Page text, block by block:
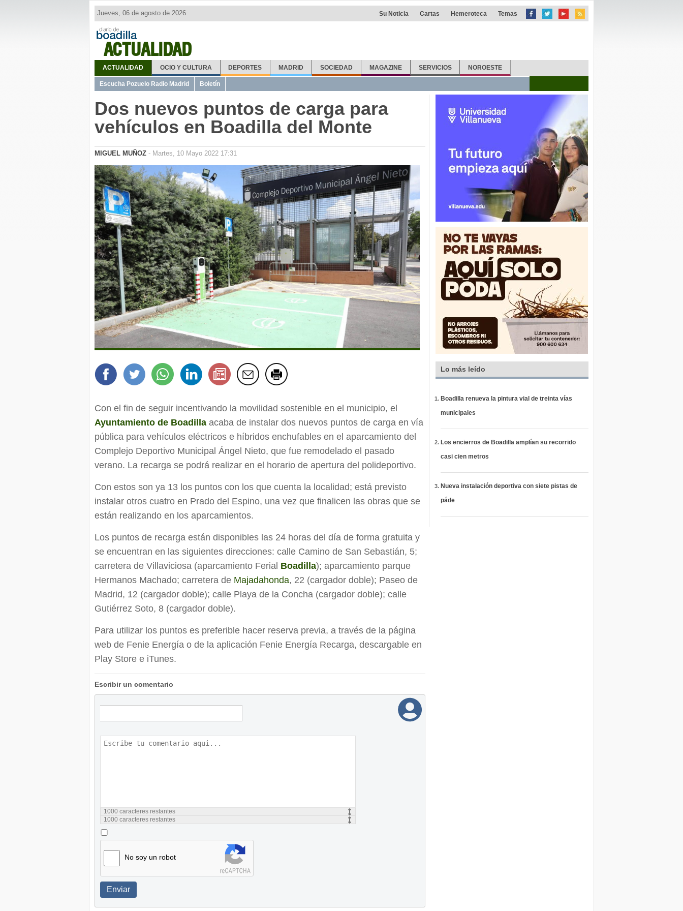
ACTUALIDAD
Jueves, 06 de agosto de 2026 Su Noticia Cartas Hemeroteca Temas
ACTUALIDAD OCIO Y CULTURA DEPORTES MADRID SOCIEDAD MAGAZINE SERVICIOS NOROESTE
Escucha Pozuelo Radio Madrid Boletín
Dos nuevos puntos de carga para
vehículos en Boadilla del Monte
MIGUEL MUÑOZ - Martes, 10 Mayo 2022 17:31
Con el fin de seguir incentivando la movilidad sostenible en el municipio, el
Ayuntamiento de Boadilla acaba de instalar dos nuevos puntos de carga en vía
pública para vehículos eléctricos e híbridos enchufables en el aparcamiento del
Complejo Deportivo Municipal Ángel Nieto, que fue remodelado el pasado
verano. La recarga se podrá realizar en el horario de apertura del polideportivo.
Con estos son ya 13 los puntos con los que cuenta la localidad; está previsto
instalar otros cuatro en Prado del Espino, una vez que finalicen las obras que se
están realizando en los aparcamientos.
Los puntos de recarga están disponibles las 24 horas del día de forma gratuita y
se encuentran en las siguientes direcciones: calle Camino de San Sebastián, 5;
carretera de Villaviciosa (aparcamiento Ferial Boadilla); aparcamiento parque
Hermanos Machado; carretera de Majadahonda, 22 (cargador doble); Paseo de
Madrid, 12 (cargador doble); calle Playa de la Concha (cargador doble); calle
Gutiérrez Soto, 8 (cargador doble).
Para utilizar los puntos es preferible hacer reserva previa, a través de la página
web de Fenie Energía o de la aplicación Fenie Energía Recarga, descargable en
Play Store e iTunes.
Escribir un comentario
1000 caracteres restantes
1000 caracteres restantes
No soy un robot
Enviar
Lo más leído
Boadilla renueva la pintura vial de treinta vías
municipales
Los encierros de Boadilla amplían su recorrido
casi cien metros
Nueva instalación deportiva con siete pistas de
páde